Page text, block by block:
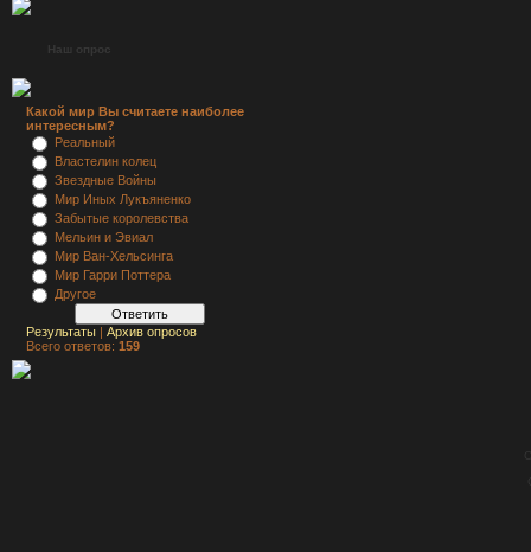
Наш опрос
Какой мир Вы считаете наиболее
интересным?
Реальный
Властелин колец
Звездные Войны
Мир Иных Лукъяненко
Забытые королевства
Мельин и Эвиал
Мир Ван-Хельсинга
Мир Гарри Поттера
Другое
Результаты | Архив опросов
Всего ответов: 159